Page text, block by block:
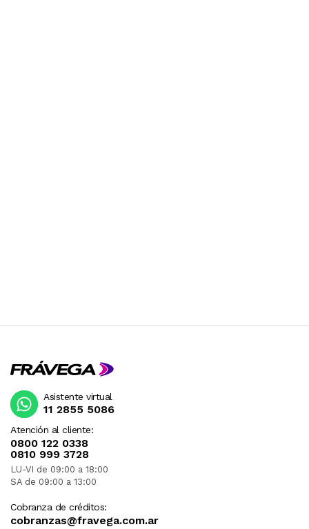
Atención al cliente:
0800 122 0338
0810 999 3728
LU-VI de 09:00 a 18:00
SA de 09:00 a 13:00
Cobranza de créditos:
cobranzas@fravega.com.ar
Asistente virtual
11 2855 5086